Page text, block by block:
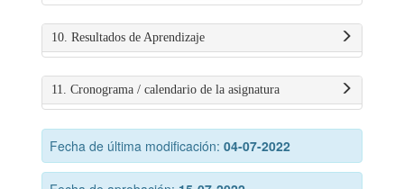
10. Resultados de Aprendizaje
11. Cronograma / calendario de la asignatura
Fecha de última modificación: 04-07-2022